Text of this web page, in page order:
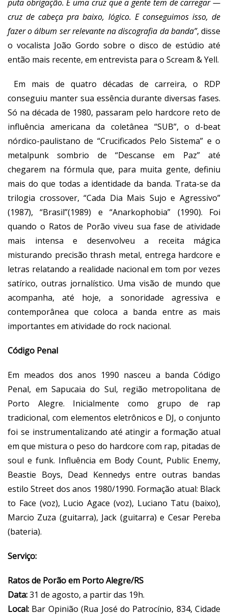
puta obrigação. É uma cruz que a gente tem de carregar —
cruz de cabeça pra baixo, lógico. E conseguimos isso, de
fazer o álbum ser relevante na discografia da banda”, disse
o vocalista João Gordo sobre o disco de estúdio até
então mais recente, em entrevista para o Scream & Yell.
Em mais de quatro décadas de carreira, o RDP
conseguiu manter sua essência durante diversas fases.
Só na década de 1980, passaram pelo hardcore reto de
influência americana da coletânea “SUB”, o d-beat
nórdico-paulistano de “Crucificados Pelo Sistema” e o
metalpunk sombrio de “Descanse em Paz” até
chegarem na fórmula que, para muita gente, definiu
mais do que todas a identidade da banda. Trata-se da
trilogia crossover, “Cada Dia Mais Sujo e Agressivo”
(1987), “Brasil”(1989) e “Anarkophobia” (1990). Foi
quando o Ratos de Porão viveu sua fase de atividade
mais intensa e desenvolveu a receita mágica
misturando precisão thrash metal, entrega hardcore e
letras relatando a realidade nacional em tom por vezes
satírico, outras jornalístico. Uma visão de mundo que
acompanha, até hoje, a sonoridade agressiva e
contemporânea que coloca a banda entre as mais
importantes em atividade do rock nacional.
Código Penal
Em meados dos anos 1990 nasceu a banda Código
Penal, em Sapucaia do Sul, região metropolitana de
Porto Alegre. Inicialmente como grupo de rap
tradicional, com elementos eletrônicos e DJ, o conjunto
foi se instrumentalizando até atingir a formação atual
em que mistura o peso do hardcore com rap, pitadas de
soul e funk. Influência em Body Count, Public Enemy,
Beastie Boys, Dead Kennedys entre outras bandas
estilo Street dos anos 1980/1990. Formação atual: Black
to Face (voz), Lucio Agace (voz), Luciano Tatu (baixo),
Marcio Zuza (guitarra), Jack (guitarra) e Cesar Pereba
(bateria).
Serviço:
Ratos de Porão em Porto Alegre/RS
Data:31 de agosto, a partir das 19h.
Local: Bar Opinião (Rua José do Patrocínio, 834, Cidade